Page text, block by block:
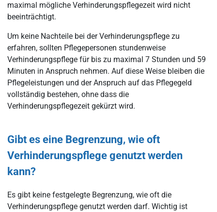
maximal mögliche Verhinderungspflegezeit wird nicht
beeinträchtigt.
Um keine Nachteile bei der Verhinderungspflege zu
erfahren, sollten Pflegepersonen stundenweise
Verhinderungspflege für bis zu maximal 7 Stunden und 59
Minuten in Anspruch nehmen. Auf diese Weise bleiben die
Pflegeleistungen und der Anspruch auf das Pflegegeld
vollständig bestehen, ohne dass die
Verhinderungspflegezeit gekürzt wird.
Gibt es eine Begrenzung, wie oft
Verhinderungspflege genutzt werden
kann?
Es gibt keine festgelegte Begrenzung, wie oft die
Verhinderungspflege genutzt werden darf. Wichtig ist